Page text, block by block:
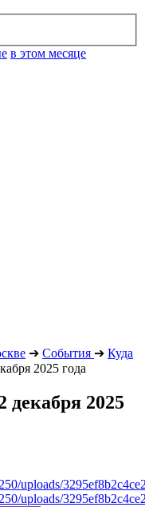
в этом месяце
➔ События ➔ Куда
2025 года
декабря 2025
uploads/
uploads/